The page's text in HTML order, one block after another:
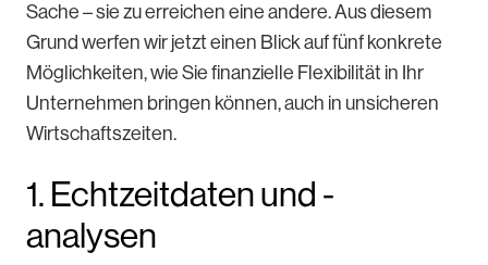
Sache – sie zu erreichen eine andere. Aus diesem
Grund werfen wir jetzt einen Blick auf fünf konkrete
Möglichkeiten, wie Sie finanzielle Flexibilität in Ihr
Unternehmen bringen können, auch in unsicheren
Wirtschaftszeiten.
1. Echtzeitdaten und -
analysen